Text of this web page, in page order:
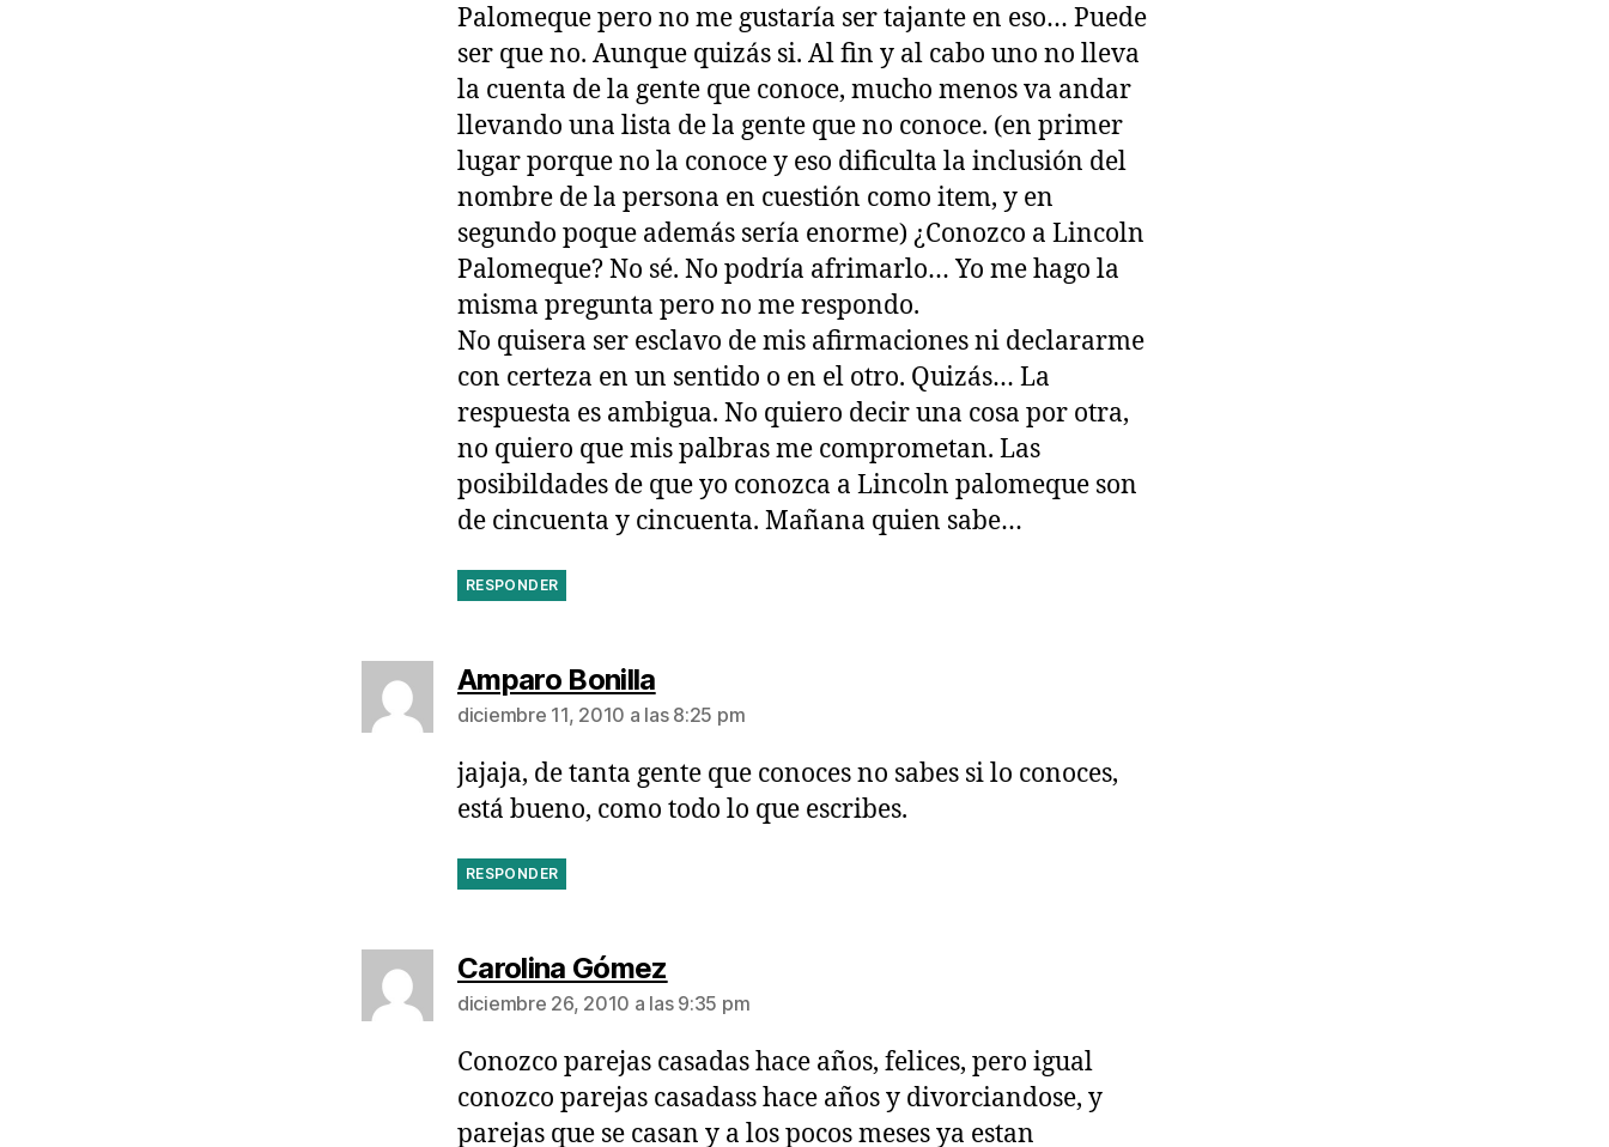
Palomeque pero no me gustaría ser tajante en eso… Puede
ser que no. Aunque quizás si. Al fin y al cabo uno no lleva
la cuenta de la gente que conoce, mucho menos va andar
llevando una lista de la gente que no conoce. (en primer
lugar porque no la conoce y eso dificulta la inclusión del
nombre de la persona en cuestión como item, y en
segundo poque además sería enorme) ¿Conozco a Lincoln
Palomeque? No sé. No podría afrimarlo… Yo me hago la
misma pregunta pero no me respondo.
No quisera ser esclavo de mis afirmaciones ni declararme
con certeza en un sentido o en el otro. Quizás… La
respuesta es ambigua. No quiero decir una cosa por otra,
no quiero que mis palbras me comprometan. Las
posibildades de que yo conozca a Lincoln palomeque son
de cincuenta y cincuenta. Mañana quien sabe…
RESPONDER
Amparo Bonilladice:
diciembre 11, 2010 a las 8:25 pm
jajaja, de tanta gente que conoces no sabes si lo conoces,
está bueno, como todo lo que escribes.
RESPONDER
Carolina Gómez
diciembre 26, 2010 a las 9:35 pm
Conozco parejas casadas hace años, felices, pero igual
conozco parejas casadass hace años y divorciandose, y
parejas que se casan y a los pocos meses ya estan